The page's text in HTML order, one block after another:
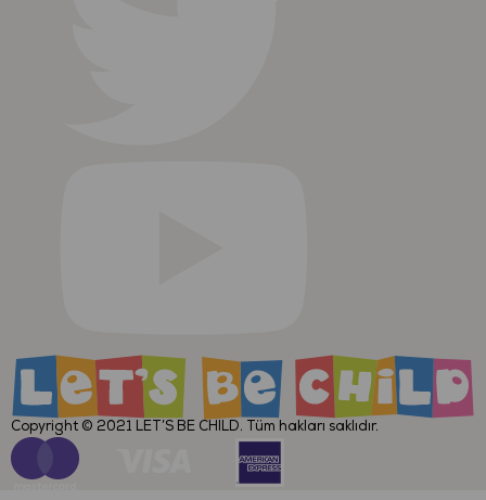
Copyright © 2021 LET’S BE CHILD. Tüm hakları saklıdır.